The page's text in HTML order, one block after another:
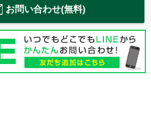
お問い合わせ(無料)